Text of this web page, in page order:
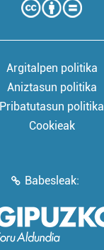
Argitalpen politika
Aniztasun politika
Pribatutasun politika
Cookieak
Babesleak: